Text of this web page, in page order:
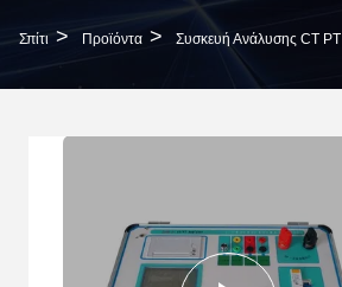
Σπίτι > Προϊόντα > Συσκευή Ανάλυσης CT PT